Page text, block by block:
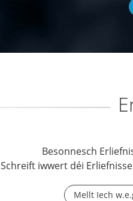
Besonnesch
Schreift iwwert déi
Mellt Iech